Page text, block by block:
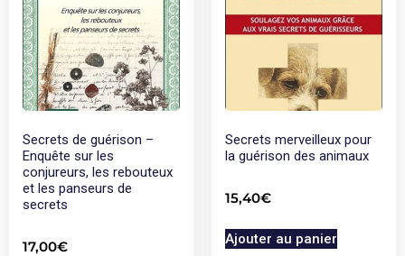
Secrets de guérison –
Enquête sur les
conjureurs, les rebouteux
et les panseurs de
secrets
17,00€
Secrets merveilleux pour
la guérison des animaux
15,40€
Ajouter au panier